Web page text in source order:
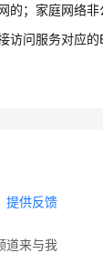
；家庭网络
访问服务对应
提供反馈
道来与我